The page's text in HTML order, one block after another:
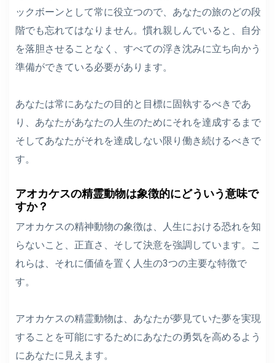
ックボーンとして常に役立つので、あなたの旅のどの段
階でも忘れてはなりません。慣れ親しんでいると、自分
を落胆させることなく、すべての浮き沈みに立ち向かう
準備ができている必要があります。
あなたは常にあなたの目的と目標に固執するべきであ
り、あなたがあなたの人生のためにそれを達成するまで
そしてあなたがそれを達成しない限り働き続けるべきで
す。
アオカケスの精霊動物は象徴的にどういう意味で
すか？
アオカケスの精神動物の象徴は、人生における恐れを知
らないこと、正直さ、そして決意を強調しています。こ
れらは、それに価値を置く人生の3つの主要な特徴で
す。
アオカケスの精霊動物は、あなたが夢見ていた夢を実現
することを可能にするためにあなたの勇気を高めるよう
にあなたに見えます。